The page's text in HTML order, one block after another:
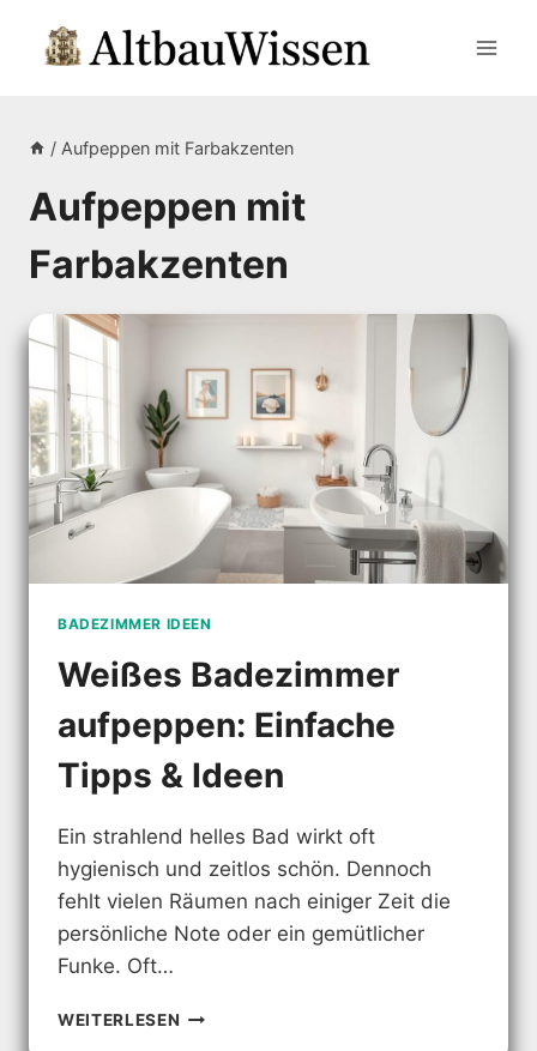
Inhalt
/ Aufpeppen mit Farbakzenten
Aufpeppen mit
Farbakzenten
BADEZIMMER IDEEN
Weißes Badezimmer
aufpeppen: Einfache
Tipps & Ideen
Ein strahlend helles Bad wirkt oft
hygienisch und zeitlos schön. Dennoch
fehlt vielen Räumen nach einiger Zeit die
persönliche Note oder ein gemütlicher
Funke. Oft…
WEITERLESEN WEISSES B